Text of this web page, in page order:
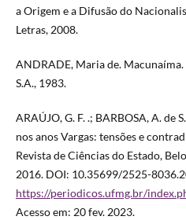
a Origem e a Difusão do
Letras, 2008.
ANDRADE, Maria de.
S.A., 1983.
ARAÚJO, G. F. .; BARBOSA, A. de
nos anos Vargas: tensões e
Revista de Ciências do Estado,
2016. DOI: 10.35699/2525-
https://periodicos.ufmg.br/
Acesso em: 20 fev. 2023.